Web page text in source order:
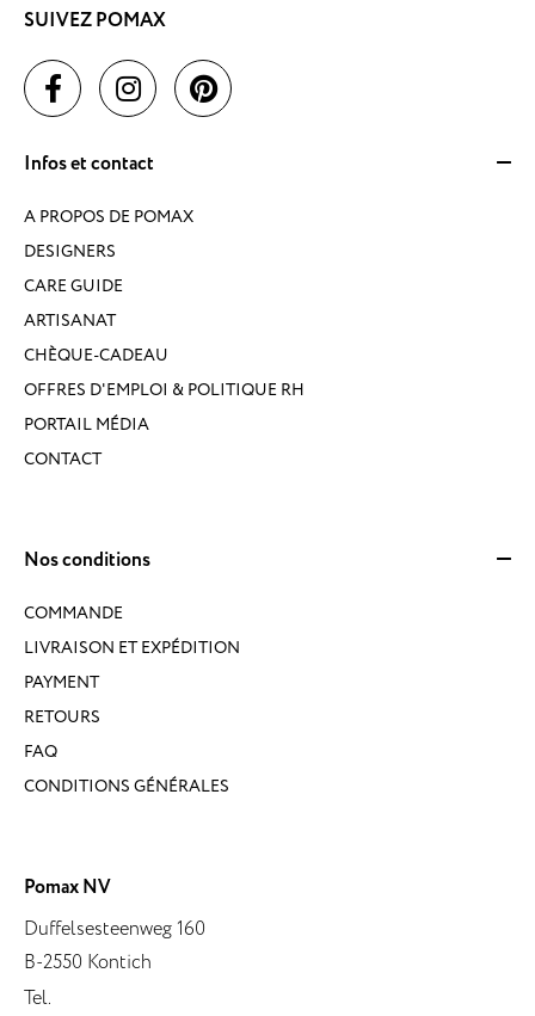
SUIVEZ POMAX
Infos et contact
A PROPOS DE POMAX
DESIGNERS
CARE GUIDE
ARTISANAT
CHÈQUE-CADEAU
OFFRES D'EMPLOI & POLITIQUE RH
PORTAIL MÉDIA
CONTACT
Nos conditions
COMMANDE
LIVRAISON ET EXPÉDITION
PAYMENT
RETOURS
FAQ
CONDITIONS GÉNÉRALES
Pomax NV
Duffelsesteenweg 160
B-2550 Kontich
Tel.